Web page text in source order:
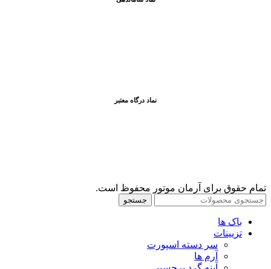
نماد درگاه معتبر
تمام حقوق برای آرمان موتور محفوظ است.
جستجو
باک ها
تزیینات
سر دسته اسپورت
آرم ها